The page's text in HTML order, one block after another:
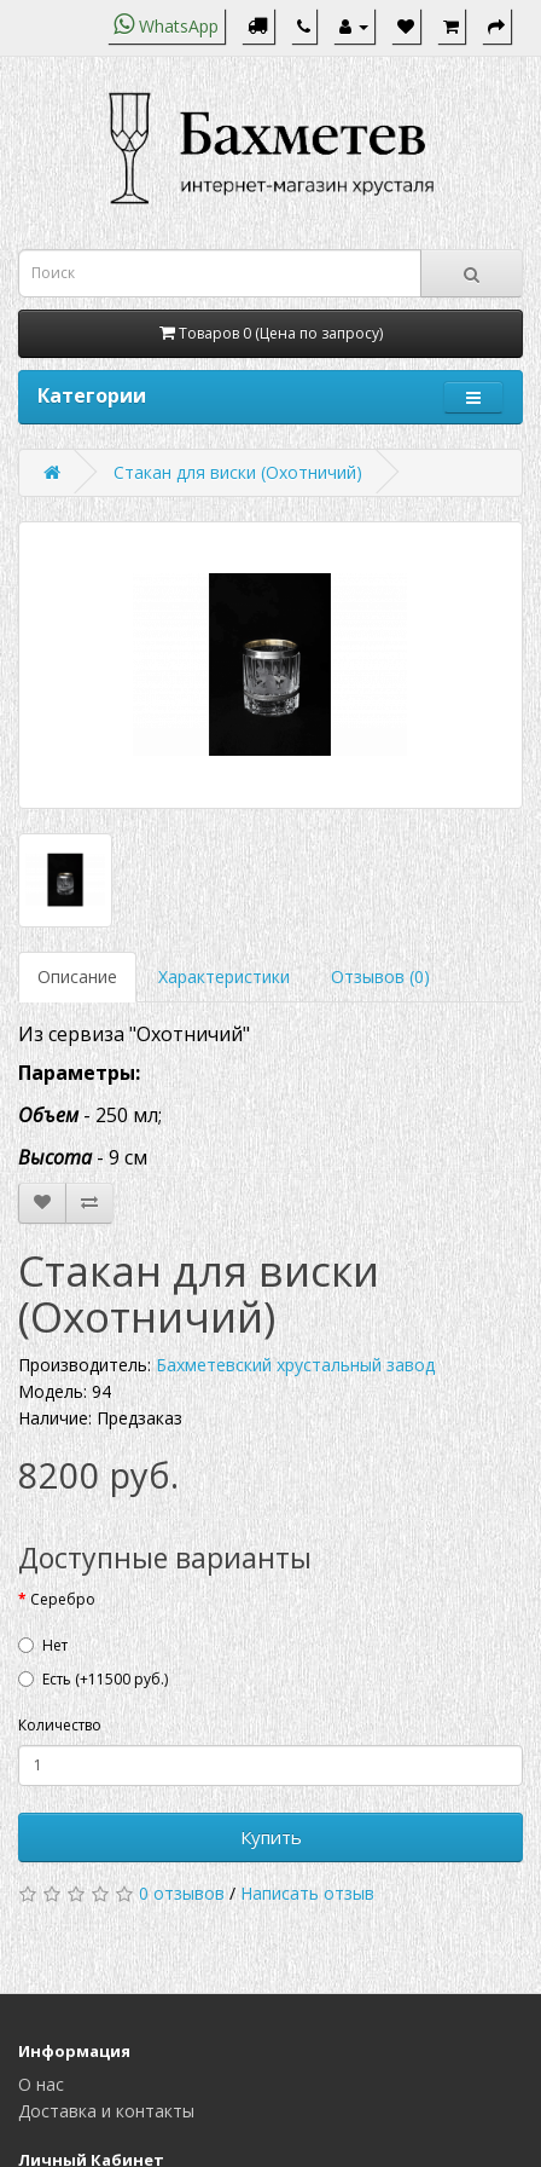
WhatsApp
Товаров 0 (Цена по запросу)
Категории
Стакан для виски (Охотничий)
Описание Характеристики Отзывов (0)
Из сервиза "Охотничий"
Параметры:
Объем- 250 мл;
Высота- 9 см
Стакан для виски
(Охотничий)
Производитель:Бахметевский хрустальный завод
Модель: 94
Наличие: Предзаказ
8200 руб.
Доступные варианты
Серебро
Нет
Есть (+11500 руб.)
Количество
Купить
0 отзывов/Написать отзыв
Информация
О нас
Доставка и контакты
Личный Кабинет